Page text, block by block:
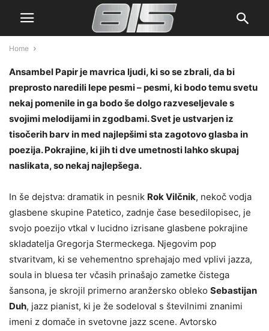
Home
Ansambel Papir je mavrica ljudi, ki so se zbrali, da bi
preprosto naredili lepe pesmi – pesmi, ki bodo temu svetu
nekaj pomenile in ga bodo še dolgo razveseljevale s
svojimi melodijami in zgodbami. Svet je ustvarjen iz
tisočerih barv in med najlepšimi sta zagotovo glasba in
poezija. Pokrajine, ki jih ti dve umetnosti lahko skupaj
naslikata, so nekaj najlepšega.
In še dejstva: dramatik in pesnik Rok Vilčnik, nekoč vodja
glasbene skupine Patetico, zadnje čase besedilopisec, je
svojo poezijo vtkal v lucidno izrisane glasbene pokrajine
skladatelja Gregorja Stermeckega. Njegovim pop
stvaritvam, ki se vehementno sprehajajo med vplivi jazza,
soula in bluesa ter včasih prinašajo zametke čistega
šansona, je skrojil primerno aranžersko obleko Sebastijan
Duh, jazz pianist, ki je že sodeloval s številnimi znanimi
imeni z domače in svetovne jazz scene. Avtorsko